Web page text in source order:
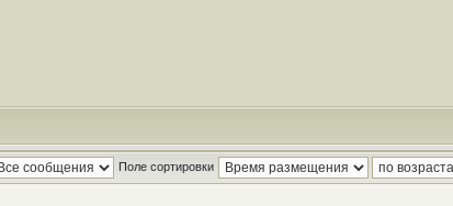
Поле сортировки